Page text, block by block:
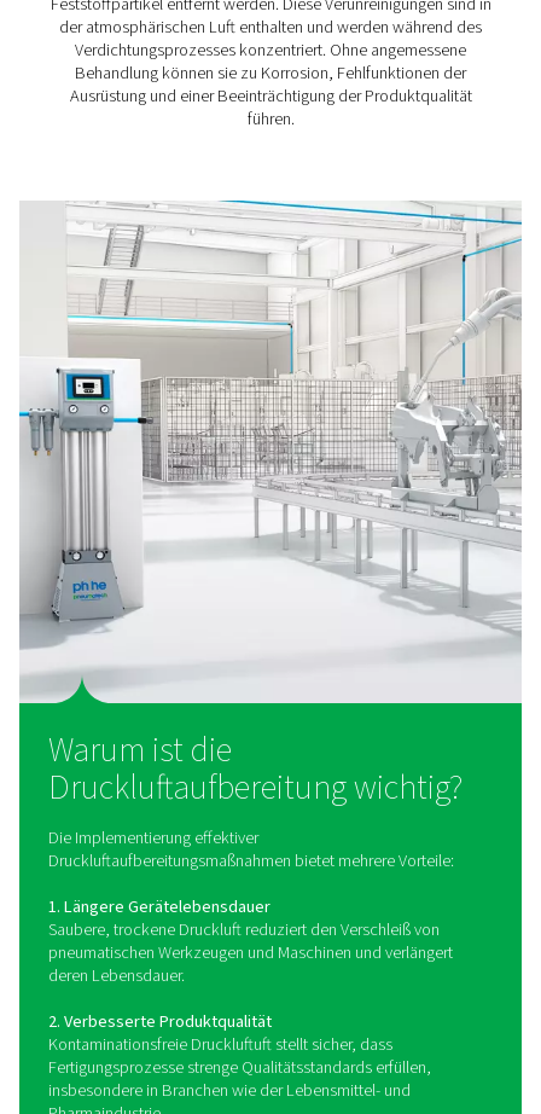
Kondensataufbereitung
Entdecken Sie die
Pneumatech für die sichere, effiziente Entfernung und
von Wasser und Öl aus Druckluftsystemen.
Was ist ein
Bei der Druckluftaufbereitung wird Druckluft
Verunreinigungen wie Wasserdampf, Ölaerosole
Feststoffpartikel entfernt werden. Diese
der atmosphärischen Luft enthalten und werden
Verdichtungsprozesses konzentriert. Ohne
Behandlung können sie zu Korrosion,
Ausrüstung und einer Beeinträchtigung der
führen.